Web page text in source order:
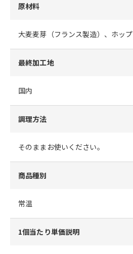
原材料
大麦麦芽（フランス製造）、ホップ
最終加工地
国内
調理方法
そのままお使いください。
商品種別
常温
1個当たり単価説明